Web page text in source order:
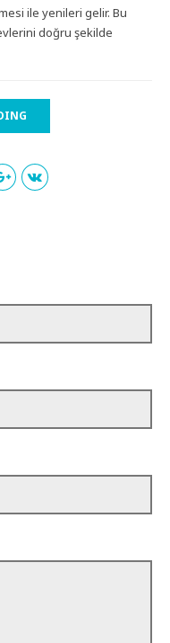
ile yenileri gelir. Bu
doğru şekilde